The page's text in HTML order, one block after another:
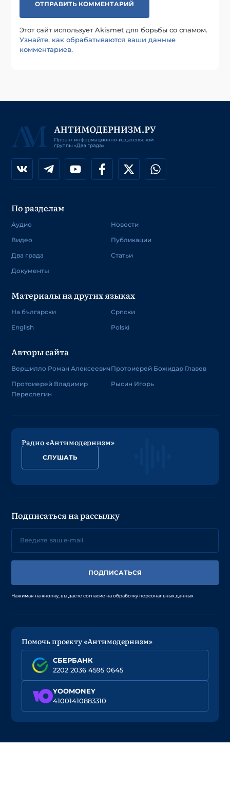
Этот сайт использует Akismet для борьбы со спамом.
Узнайте, как обрабатываются ваши данные
комментариев.
По разделам
Аудио
Видео
Два града
Документы
Новости
Публикации
Статьи
Материалы на других языках
На български
English
Српски
Polski
Авторы сайта
Вершилло Роман Алексеевич
Протоиерей Владимир
Переслегин
Протоиерей Божидар Главев
Рысин Игорь
Радио «Антимодернизм»
СЛУШАТЬ
Подписаться на рассылку
ПОДПИСАТЬСЯ
Нажимая на кнопку, вы даете согласие на обработку персональных данных
Помочь проекту «Антимодернизм»
СБЕРБАНК
2202 2036 4595 0645
YOOMONEY
41001410883310